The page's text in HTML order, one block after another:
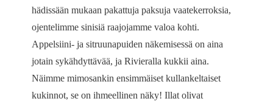
hädissään mukaan pakattuja paksuja vaatekerroksia,
ojentelimme sinisiä raajojamme valoa kohti.
Appelsiini- ja sitruunapuiden näkemisessä on aina
jotain sykähdyttävää, ja Rivieralla kukkii aina.
Näimme mimosankin ensimmäiset kullankeltaiset
kukinnot, se on ihmeellinen näky! Illat olivat